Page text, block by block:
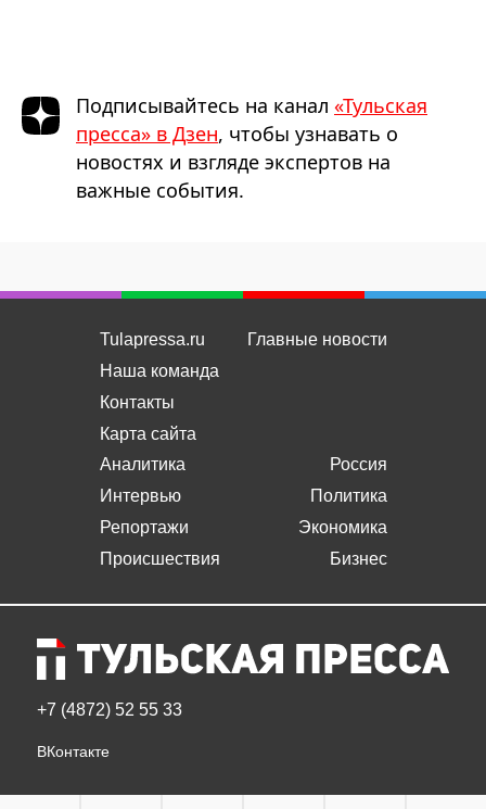
Подписывайтесь на канал «Тульская
пресса» в Дзен, чтобы узнавать о
новостях и взгляде экспертов на
важные события.
Tulapressa.ru
Наша команда
Контакты
Карта сайта
Главные новости
Аналитика
Интервью
Репортажи
Происшествия
Россия
Политика
Экономика
Бизнес
+7 (4872) 52 55 33
ВКонтакте